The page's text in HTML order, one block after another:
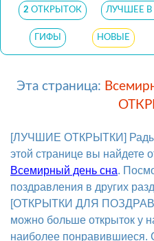
2 ОТКРЫТОК ЛУЧШЕЕ В
ГИФЫ НОВЫЕ
Эта страница:
[ЛУЧШИЕ ОТКРЫТКИ] Рады
этой странице вы найдете
Всемирный день сна.
поздравления в других
[ОТКРЫТКИ ДЛЯ
можно больше открыток у
наиболее понравившиеся.